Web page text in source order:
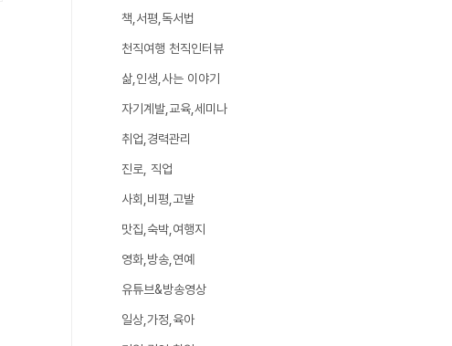
책,서평,독서법
천직여행 천직인터뷰
삶,인생,사는 이야기
자기계발,교육,세미나
취업,경력관리
진로, 직업
사회,비평,고발
맛집,숙박,여행지
영화,방송,연예
유튜브&방송영상
일상,가정,육아